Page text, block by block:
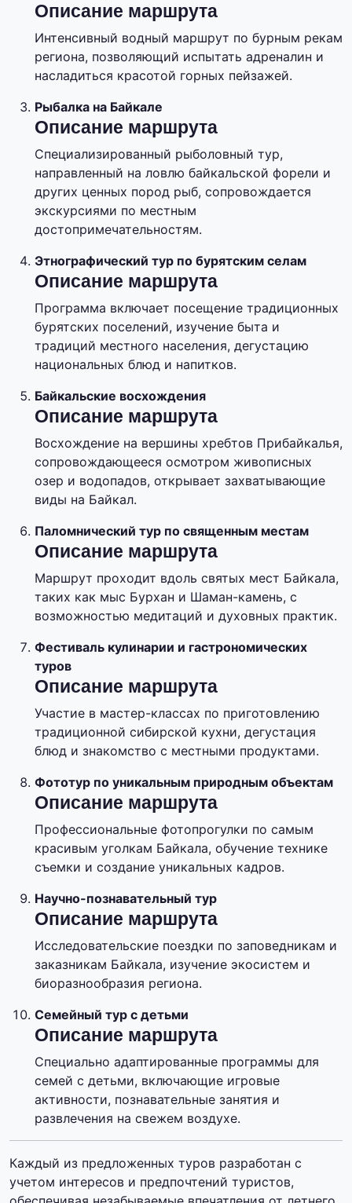
Описание маршрута
Интенсивный водный маршрут по бурным рекам
региона, позволяющий испытать адреналин и
насладиться красотой горных пейзажей.
Рыбалка на Байкале
Описание маршрута
Специализированный рыболовный тур,
направленный на ловлю байкальской форели и
других ценных пород рыб, сопровождается
экскурсиями по местным
достопримечательностям.
Этнографический тур по бурятским селам
Описание маршрута
Программа включает посещение традиционных
бурятских поселений, изучение быта и
традиций местного населения, дегустацию
национальных блюд и напитков.
Байкальские восхождения
Описание маршрута
Восхождение на вершины хребтов Прибайкалья,
сопровождающееся осмотром живописных
озер и водопадов, открывает захватывающие
виды на Байкал.
Паломнический тур по священным местам
Описание маршрута
Маршрут проходит вдоль святых мест Байкала,
таких как мыс Бурхан и Шаман-камень, с
возможностью медитаций и духовных практик.
Фестиваль кулинарии и гастрономических
туров
Описание маршрута
Участие в мастер-классах по приготовлению
традиционной сибирской кухни, дегустация
блюд и знакомство с местными продуктами.
Фототур по уникальным природным объектам
Описание маршрута
Профессиональные фотопрогулки по самым
красивым уголкам Байкала, обучение технике
съемки и создание уникальных кадров.
Научно-познавательный тур
Описание маршрута
Исследовательские поездки по заповедникам и
заказникам Байкала, изучение экосистем и
биоразнообразия региона.
Семейный тур с детьми
Описание маршрута
Специально адаптированные программы для
семей с детьми, включающие игровые
активности, познавательные занятия и
развлечения на свежем воздухе.
Каждый из предложенных туров разработан с
учетом интересов и предпочтений туристов,